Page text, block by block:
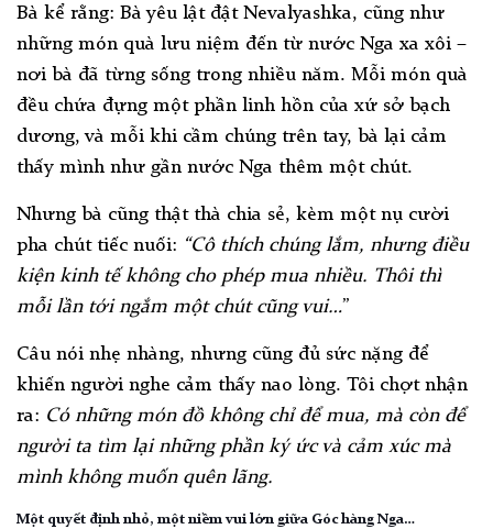
Bà kể rằng: Bà yêu lật đật Nevalyashka, cũng như
những món quà lưu niệm đến từ nước Nga xa xôi –
nơi bà đã từng sống trong nhiều năm. Mỗi món quà
đều chứa đựng một phần linh hồn của xứ sở bạch
dương, và mỗi khi cầm chúng trên tay, bà lại cảm
thấy mình như gần nước Nga thêm một chút.
Nhưng bà cũng thật thà chia sẻ, kèm một nụ cười
pha chút tiếc nuối: “Cô thích chúng lắm, nhưng điều
kiện kinh tế không cho phép mua nhiều. Thôi thì
mỗi lần tới ngắm một chút cũng vui…”
Câu nói nhẹ nhàng, nhưng cũng đủ sức nặng để
khiến người nghe cảm thấy nao lòng. Tôi chợt nhận
ra: Có những món đồ không chỉ để mua, mà còn để
người ta tìm lại những phần ký ức và cảm xúc mà
mình không muốn quên lãng.
Một quyết định nhỏ, một niềm vui lớn giữa Góc hàng Nga…